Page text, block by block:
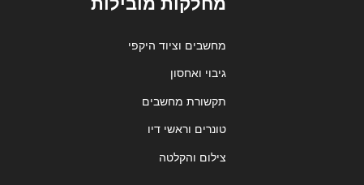
מחלקות מובילות
מחשבים וציוד היקפי
גיבוי ואחסון
תקשורת מחשבים
טונרים וראשי דיו
צילום והקלטה